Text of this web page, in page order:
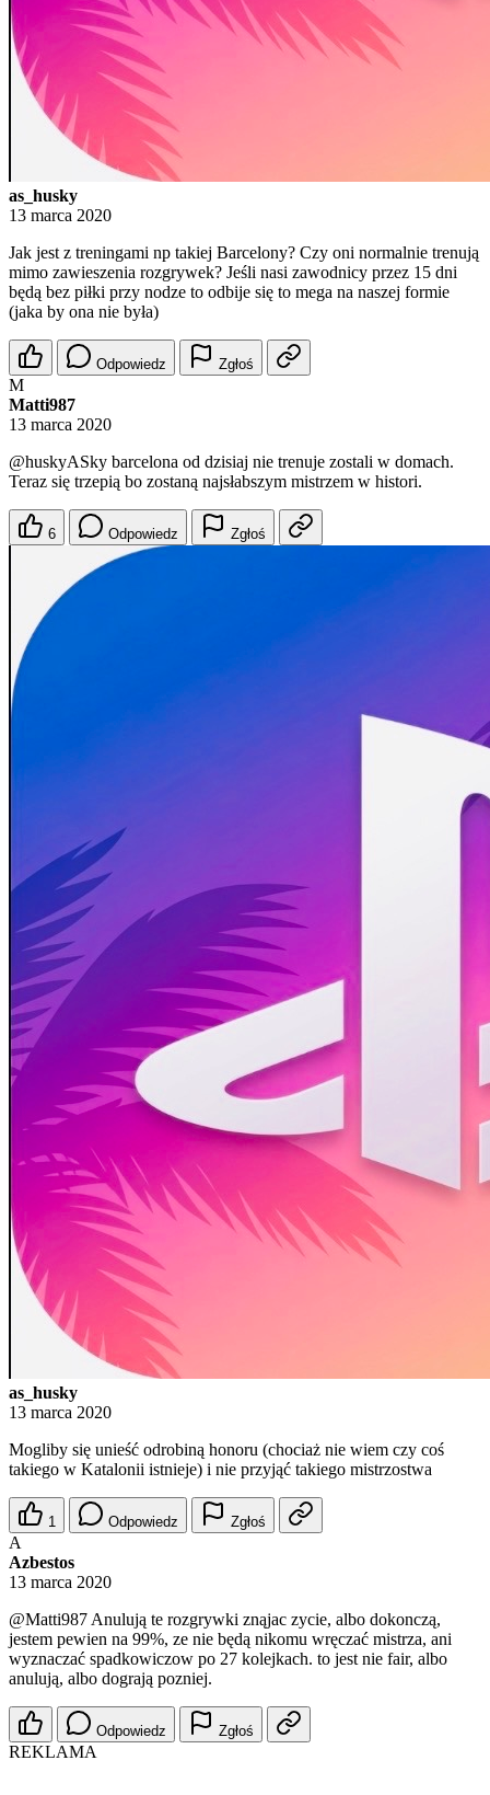
as_husky
13 marca 2020
Jak jest z treningami np takiej Barcelony? Czy oni normalnie trenują
mimo zawieszenia rozgrywek? Jeśli nasi zawodnicy przez 15 dni
będą bez piłki przy nodze to odbije się to mega na naszej formie
(jaka by ona nie była)
Odpowiedz Zgłoś
M
Matti987
13 marca 2020
@huskyASky barcelona od dzisiaj nie trenuje zostali w domach.
Teraz się trzepią bo zostaną najsłabszym mistrzem w histori.
6 Odpowiedz Zgłoś
as_husky
13 marca 2020
Mogliby się unieść odrobiną honoru (chociaż nie wiem czy coś
takiego w Katalonii istnieje) i nie przyjąć takiego mistrzostwa
1 Odpowiedz Zgłoś
A
Azbestos
13 marca 2020
@Matti987 Anulują te rozgrywki znąjac zycie, albo dokonczą,
jestem pewien na 99%, ze nie będą nikomu wręczać mistrza, ani
wyznaczać spadkowiczow po 27 kolejkach. to jest nie fair, albo
anulują, albo dograją pozniej.
Odpowiedz Zgłoś
REKLAMA